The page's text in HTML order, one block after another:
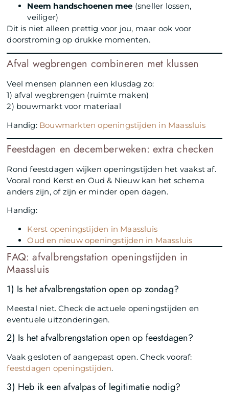
Neem handschoenen mee (sneller lossen,
veiliger)
Dit is niet alleen prettig voor jou, maar ook voor
doorstroming op drukke momenten.
Afval wegbrengen combineren met klussen
Veel mensen plannen een klusdag zo:
1) afval wegbrengen (ruimte maken)
2) bouwmarkt voor materiaal
Handig: Bouwmarkten openingstijden in Maassluis
Feestdagen en decemberweken: extra checken
Rond feestdagen wijken openingstijden het vaakst af.
Vooral rond Kerst en Oud & Nieuw kan het schema
anders zijn, of zijn er minder open dagen.
Handig:
Kerst openingstijden in Maassluis
Oud en nieuw openingstijden in Maassluis
FAQ: afvalbrengstation openingstijden in
Maassluis
1) Is het afvalbrengstation open op zondag?
Meestal niet. Check de actuele openingstijden en
eventuele uitzonderingen.
2) Is het afvalbrengstation open op feestdagen?
Vaak gesloten of aangepast open. Check vooraf:
feestdagen openingstijden.
3) Heb ik een afvalpas of legitimatie nodig?